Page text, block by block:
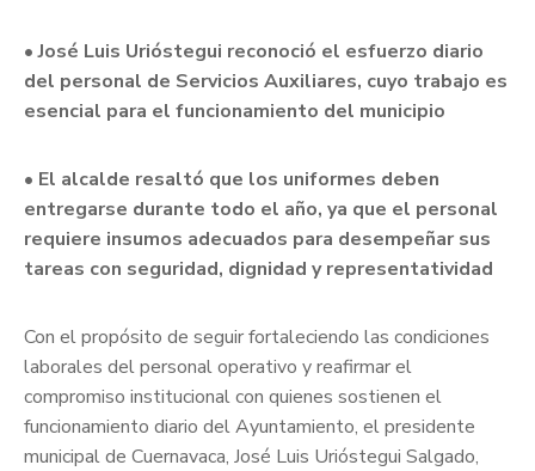
• José Luis Urióstegui reconoció el esfuerzo diario
del personal de Servicios Auxiliares, cuyo trabajo es
esencial para el funcionamiento del municipio
• El alcalde resaltó que los uniformes deben
entregarse durante todo el año, ya que el personal
requiere insumos adecuados para desempeñar sus
tareas con seguridad, dignidad y representatividad
Con el propósito de seguir fortaleciendo las condiciones
laborales del personal operativo y reafirmar el
compromiso institucional con quienes sostienen el
funcionamiento diario del Ayuntamiento, el presidente
municipal de Cuernavaca, José Luis Urióstegui Salgado,